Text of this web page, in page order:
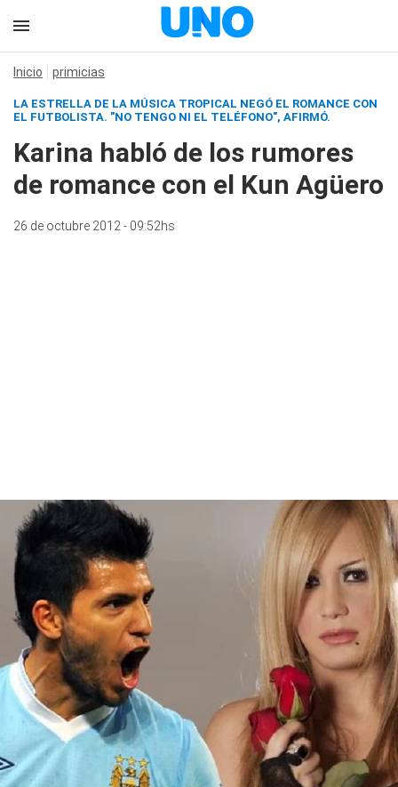
Inicio primicias
LA ESTRELLA DE LA MÚSICA TROPICAL NEGÓ EL ROMANCE CON
EL FUTBOLISTA. "NO TENGO NI EL TELÉFONO", AFIRMÓ.
Karina habló de los rumores
de romance con el Kun Agüero
26 de octubre 2012 - 09:52hs